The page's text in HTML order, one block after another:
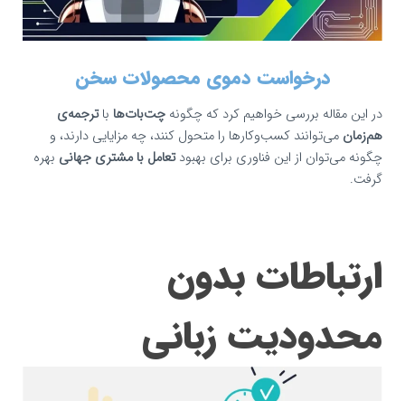
درخواست دموی محصولات سخن
در این مقاله بررسی خواهیم کرد که چگونه چت‌بات‌ها باترجمه‌ی
هم‌زمان می‌توانند کسب‌وکارها را متحول کنند، چه مزایایی دارند، و
چگونه می‌توان از این فناوری برای بهبودتعامل با مشتری جهانی بهره
گرفت.
ارتباطات بدون
محدودیت زبانی